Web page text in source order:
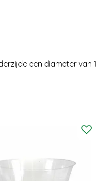
een diameter van